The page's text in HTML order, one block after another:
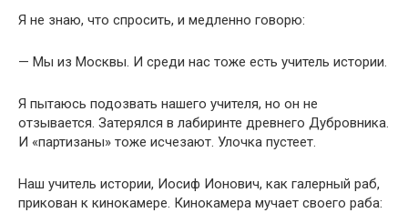
Я не знаю, что спросить, и медленно говорю:
— Мы из Москвы. И среди нас тоже есть учитель истории.
Я пытаюсь подозвать нашего учителя, но он не
отзывается. Затерялся в лабиринте древнего Дубровника.
И «партизаны» тоже исчезают. Улочка пустеет.
Наш учитель истории, Иосиф Ионович, как галерный раб,
прикован к кинокамере. Кинокамера мучает своего раба: